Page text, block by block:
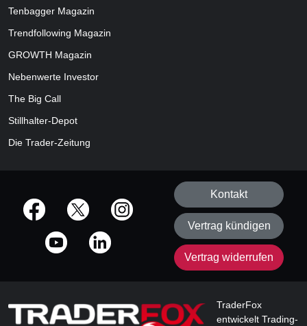
Tenbagger Magazin
Trendfollowing Magazin
GROWTH Magazin
Nebenwerte Investor
The Big Call
Stillhalter-Depot
Die Trader-Zeitung
offizielle Social Media-Accounts
Kontakt
Vertrag kündigen
Vertrag widerrufen
TraderFox
entwickelt Trading-